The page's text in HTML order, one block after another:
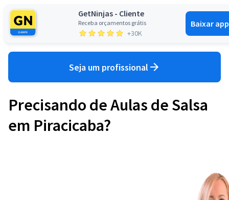
GetNinjas - Cliente
Receba orçamentos grátis
+30K
Baixar app
Seja um profissional
Precisando de Aulas de Salsa
em Piracicaba?